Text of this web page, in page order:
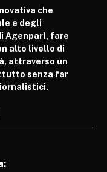
che
e degli
Agenparl, fare
alto livello di
attraverso un
senza far